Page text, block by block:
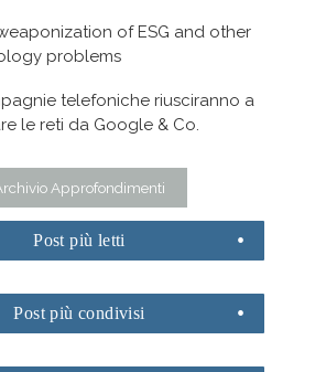
of ESG and other
problems
telefoniche riusciranno a
le reti da Google & Co.
Approfondimenti
Postpiù letti
Postpiù condivisi